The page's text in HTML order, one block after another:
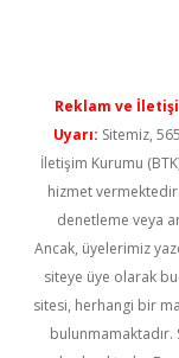
Reklam ve
Uyarı: Sitemiz,
İletişim Kurumu
hizmet
denetleme veya
Ancak, üyelerimiz
siteye üye olarak
sitesi, herhangi bir
bulunmamaktadır.